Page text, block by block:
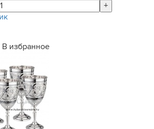
+
В избранное